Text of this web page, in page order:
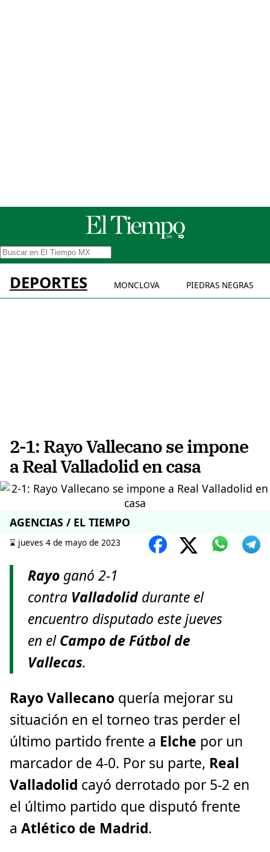
DEPORTES MONCLOVA PIEDRAS NEGRAS
2-1: Rayo Vallecano se impone
a Real Valladolid en casa
AGENCIAS / EL TIEMPO
⌛️ jueves 4 de mayo de 2023
Rayo ganó 2-1
contra Valladoliddurante el
encuentro disputado este jueves
en elCampo de Fútbol de
Vallecas.
Rayo Vallecano quería mejorar su
situación en el torneo tras perder el
último partido frente a Elche por un
marcador de 4-0. Por su parte, Real
Valladolid cayó derrotado por 5-2 en
el último partido que disputó frente
a Atlético de Madrid.